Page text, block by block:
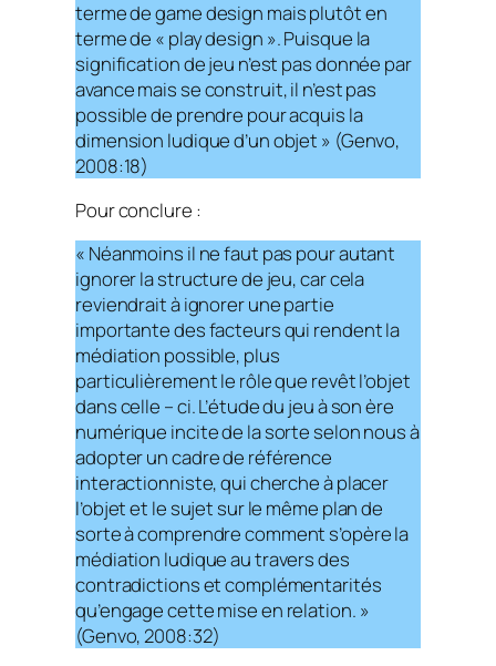
terme de game design mais plutôt en
terme de « play design ». Puisque la
signification de jeu n’est pas donnée par
avance mais se construit, il n’est pas
possible de prendre pour acquis la
dimension ludique d’un objet » (Genvo,
2008:18)
Pour conclure :
« Néanmoins il ne faut pas pour autant
ignorer la structure de jeu, car cela
reviendrait à ignorer une partie
importante des facteurs qui rendent la
médiation possible, plus
particulièrement le rôle que revêt l’objet
dans celle – ci. L’étude du jeu à son ère
numérique incite de la sorte selon nous à
adopter un cadre de référence
interactionniste, qui cherche à placer
l’objet et le sujet sur le même plan de
sorte à comprendre comment s’opère la
médiation ludique au travers des
contradictions et complémentarités
qu’engage cette mise en relation. »
(Genvo, 2008:32)